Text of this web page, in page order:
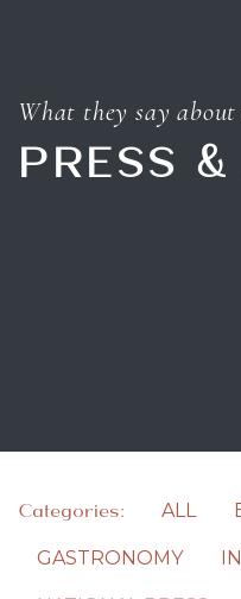
What they say about
PRESS
Categories: ALL
GASTRONOMY